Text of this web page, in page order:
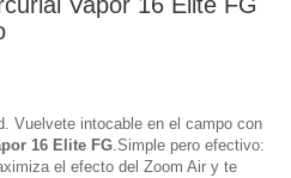
Vuelvete intocable en el campo con
16 Elite FG.Simple pero efectivo:
el efecto del Zoom Air y te